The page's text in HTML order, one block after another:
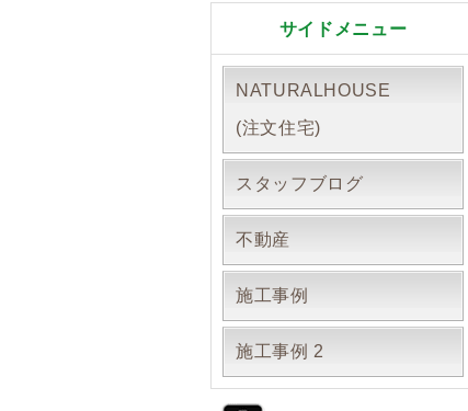
サイドメニュー
(注文住宅)
スタッフブログ
不動産
施工事例
施工事例 2